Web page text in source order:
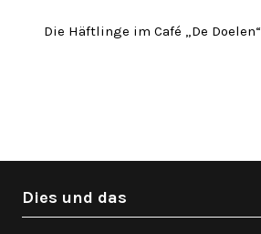
Die Häftlinge im Café „De Doelen“
Dies und das